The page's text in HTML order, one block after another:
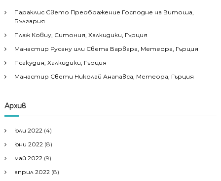
Параклис Свето Преображение Господне на Витоша,
България
Плаж Ковиу, Ситония, Халкидики, Гърция
Манастир Русану или Света Варвара, Метеора, Гърция
Псакудия, Халкидики, Гърция
Манастир Свети Николай Анапавса, Метеора, Гърция
Архив
юли 2022 (4)
юни 2022 (8)
май 2022 (9)
април 2022 (8)